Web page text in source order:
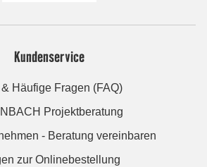
Kundenservice
Häufige Fragen (FAQ)
Projektberatung
- Beratung vereinbaren
zur Onlinebestellung